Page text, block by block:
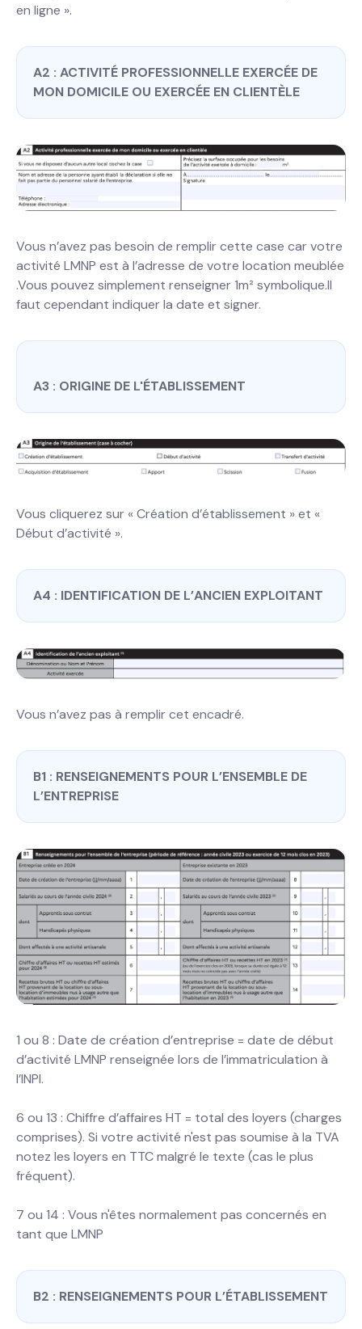
en ligne ».
A2 : ACTIVITÉ PROFESSIONNELLE EXERCÉE DE
MON DOMICILE OU EXERCÉE EN CLIENTÈLE
Vous n’avez pas besoin de remplir cette case car votre
activité LMNP est à l’adresse de votre location meublée
.Vous pouvez simplement renseigner 1m² symbolique.Il
faut cependant indiquer la date et signer.
A3 : ORIGINE DE L'ÉTABLISSEMENT
Vous cliquerez sur « Création d’établissement » et «
Début d’activité ».
A4 : IDENTIFICATION DE L’ANCIEN EXPLOITANT
Vous n’avez pas à remplir cet encadré.
B1 : RENSEIGNEMENTS POUR L’ENSEMBLE DE
L’ENTREPRISE
1 ou 8 : Date de création d’entreprise = date de début
d’activité LMNP renseignée lors de l’immatriculation à
l’INPI.
6 ou 13 : Chiffre d’affaires HT = total des loyers (charges
comprises). Si votre activité n'est pas soumise à la TVA
notez les loyers en TTC malgré le texte (cas le plus
fréquent).
7 ou 14 : Vous n'êtes normalement pas concernés en
tant que LMNP
B2 : RENSEIGNEMENTS POUR L’ÉTABLISSEMENT